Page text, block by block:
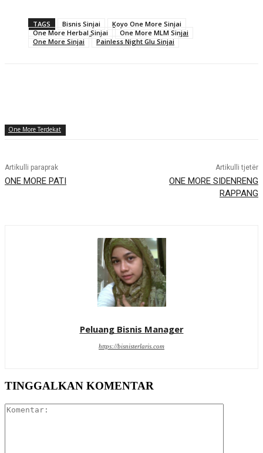
TAGS Bisnis Sinjai
Koyo One More Sinjai
One More Herbal Sinjai
One More MLM Sinjai
One More Sinjai
Painless Night Glu Sinjai
One More Terdekat
Artikulli paraprak
ONE MORE PATI
Artikulli tjetër
ONE MORE SIDENRENG
RAPPANG
Peluang Bisnis Manager
https://bisnisterlaris.com
TINGGALKAN KOMENTAR